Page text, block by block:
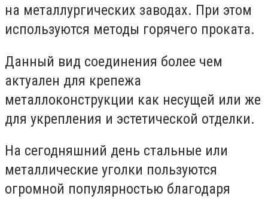
на металлургических заводах. При этом
используются методы горячего проката.
Данный вид соединения более чем
актуален для крепежа
металлоконструкции как несущей или же
для укрепления и эстетической отделки.
На сегодняшний день стальные или
металлические уголки пользуются
огромной популярностью благодаря